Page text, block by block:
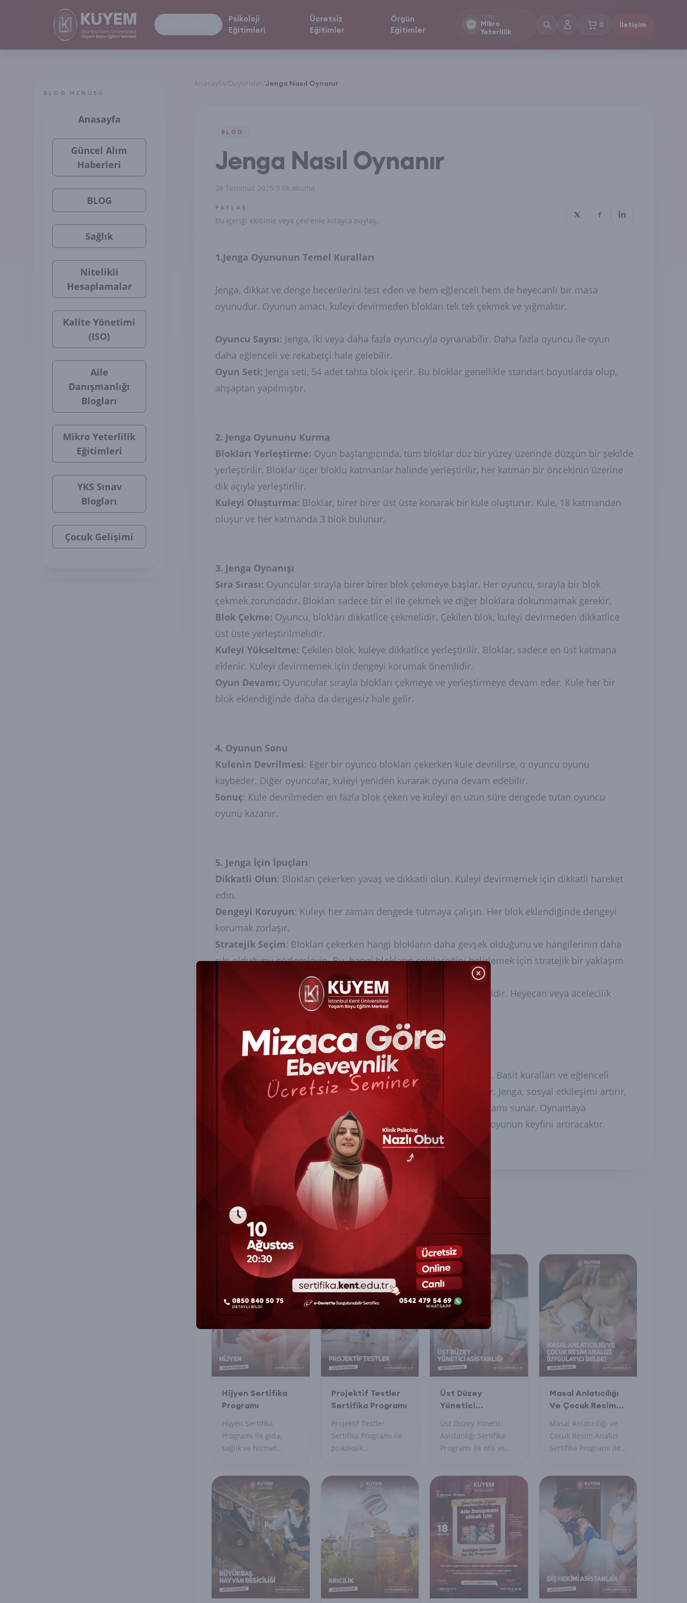
Psikoloji
Eğitimleri
Ücretsiz
Eğitimler
Örgün
Eğitimler
YENI
Mikro
Yeterlilik
0
sepetteki ürünler
İletişim
BLOG MENÜSÜ
Anasayfa
Güncel Alım
Haberleri
BLOG
Sağlık
Nitelikli
Hesaplamalar
Kalite Yönetimi
(ISO)
Aile
Danışmanlığı
Blogları
Mikro Yeterlilik
Eğitimleri
YKS Sınav
Blogları
Çocuk Gelişimi
Anasayfa/Duyurular/Jenga Nasıl Oynanır
BLOG
Jenga Nasıl Oynanır
28 Temmuz 2025 3 dk okuma
PAYLAŞ
Bu içeriği ekibinle veya çevrenle kolayca paylaş.
1.Jenga Oyununun Temel Kuralları
Jenga, dikkat ve denge becerilerini test eden ve hem eğlenceli hem de heyecanlı bir masa
oyunudur. Oyunun amacı, kuleyi devirmeden blokları tek tek çekmek ve yığmaktır.
Oyuncu Sayısı: Jenga, iki veya daha fazla oyuncuyla oynanabilir. Daha fazla oyuncu ile oyun
daha eğlenceli ve rekabetçi hale gelebilir.
Oyun Seti: Jenga seti, 54 adet tahta blok içerir. Bu bloklar genellikle standart boyutlarda olup,
ahşaptan yapılmıştır.
2. Jenga Oyununu Kurma
Blokları Yerleştirme: Oyun başlangıcında, tüm bloklar düz bir yüzey üzerinde düzgün bir şekilde
yerleştirilir. Bloklar üçer bloklu katmanlar halinde yerleştirilir, her katman bir öncekinin üzerine
dik açıyla yerleştirilir.
Kuleyi Oluşturma: Bloklar, birer birer üst üste konarak bir kule oluşturur. Kule, 18 katmandan
oluşur ve her katmanda 3 blok bulunur.
3. Jenga Oynanışı
Sıra Sırası: Oyuncular sırayla birer birer blok çekmeye başlar. Her oyuncu, sırayla bir blok
çekmek zorundadır. Blokları sadece bir el ile çekmek ve diğer bloklara dokunmamak gerekir.
Blok Çekme: Oyuncu, blokları dikkatlice çekmelidir. Çekilen blok, kuleyi devirmeden dikkatlice
üst üste yerleştirilmelidir.
Kuleyi Yükseltme: Çekilen blok, kuleye dikkatlice yerleştirilir. Bloklar, sadece en üst katmana
eklenir. Kuleyi devirmemek için dengeyi korumak önemlidir.
Oyun Devamı: Oyuncular sırayla blokları çekmeye ve yerleştirmeye devam eder. Kule her bir
blok eklendiğinde daha da dengesiz hale gelir.
4. Oyunun Sonu
Kulenin Devrilmesi: Eğer bir oyuncu blokları çekerken kule devrilirse, o oyuncu oyunu
kaybeder. Diğer oyuncular, kuleyi yeniden kurarak oyuna devam edebilir.
Sonuç: Kule devrilmeden en fazla blok çeken ve kuleyi en uzun süre dengede tutan oyuncu
oyunu kazanır.
5. Jenga İçin İpuçları
Dikkatli Olun: Blokları çekerken yavaş ve dikkatli olun. Kuleyi devirmemek için dikkatli hareket
edin.
Dengeyi Koruyun: Kuleyi her zaman dengede tutmaya çalışın. Her blok eklendiğinde dengeyi
korumak zorlaşır.
Stratejik Seçim: Blokları çekerken hangi blokların daha gevşek olduğunu ve hangilerinin daha
sıkı olduğunu gözlemleyin. Bu, hangi blokların çekileceğini belirlemek için stratejik bir yaklaşım
: Oyun sırasında sakin ve odaklanmış kalmak önemlidir. Heyecan veya acelecilik
kuleyi devirmeye neden olabilir.
Jenga, strateji, dikkat ve denge becerilerini test eden bir oyundur. Basit kuralları ve eğlenceli
yapısıyla hem çocuklar hem de yetişkinler tarafından oynanabilir. Jenga, sosyal etkileşimi artırır,
problem çözme becerilerini geliştirir ve heyecanlı bir rekabet ortamı sunar. Oynamaya
başlamadan önce kuralları iyice anlamak ve strateji geliştirmek, oyunun keyfini artıracaktır.
FIRSAT EĞITIMLERI
İlginizi çekebilecek eğitimler
Hijyen Sertifika
Programı
Hijyen Sertifika
Programı ile gıda,
sağlık ve hizmet
Sertifikanızı alın,
güvenli çalışma
ortamı sağlayın.
Projektif Testler
Sertifika Programı
Projektif Testler
Sertifika Programı ile
psikolojik
öğrenin, uygulayın ve
profesyonel sertifika
ile uzmanlığınızı
Üst Düzey
Yönetici
Asistanlığı
Sertifika Programı
Üst Düzey Yönetici
Asistanlığı Sertifika
Programı ile ofis ve
profesyonel iletişim
becerilerinizi
geliştirin.
Masal Anlatıcılığı
Ve Çocuk Resim
Belge) Sertifika
Programı
Masal Anlatıcılığı ve
Çocuk Resim Analizi
Sertifika Programı ile
teknikleri öğrenin,
uygulayıcı belge alın.